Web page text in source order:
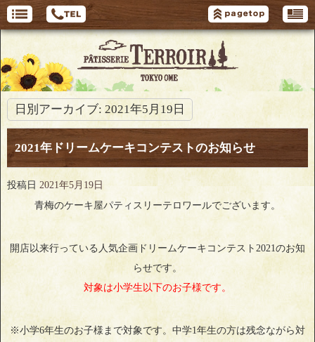
日別アーカイブ: 2021年5月19日
2021年ドリームケーキコンテストのお知らせ
投稿日 2021年5月19日
青梅のケーキ屋パティスリーテロワールでございます。
開店以来行っている人気企画ドリームケーキコンテスト2021のお知
らせです。
対象は小学生以下のお子様です。
※小学6年生のお子様まで対象です。中学1年生の方は残念ながら対